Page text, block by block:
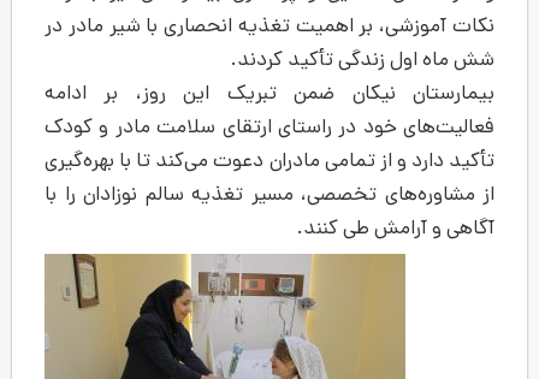
اهمیت تغذیه انحصاری با شیر مادر در
تأکید کردند.
ضمن تبریک این روز، بر ادامه
در راستای ارتقای سلامت مادر و کودک
تمامی مادران دعوت می‌کند تا با بهره‌گیری
مسیر تغذیه سالم نوزادان را با
طی کنند.